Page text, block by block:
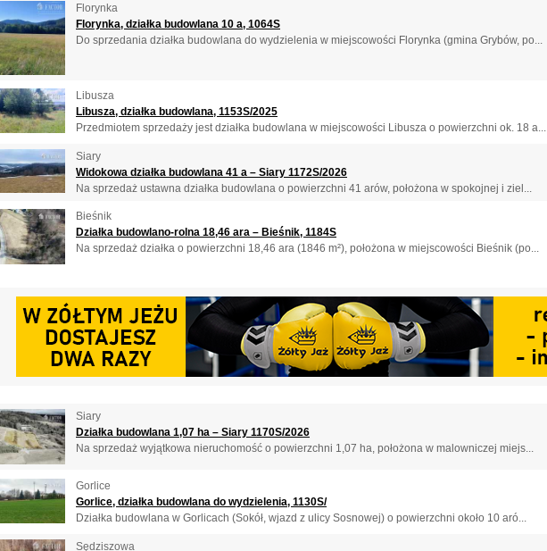
Florynka
Florynka, działka budowlana 10 a, 1064S
Do sprzedania działka budowlana do wydzielenia w miejscowości Florynka (gmina Grybów, po...
Libusza
Libusza, działka budowlana, 1153S/2025
Przedmiotem sprzedaży jest działka budowlana w miejscowości Libusza o powierzchni ok. 18 a...
Siary
Widokowa działka budowlana 41 a – Siary 1172S/2026
Na sprzedaż ustawna działka budowlana o powierzchni 41 arów, położona w spokojnej i ziel...
Bieśnik
Działka budowlano-rolna 18,46 ara – Bieśnik, 1184S
Na sprzedaż działka o powierzchni 18,46 ara (1846 m²), położona w miejscowości Bieśnik (po...
Siary
Działka budowlana 1,07 ha – Siary 1170S/2026
Na sprzedaż wyjątkowa nieruchomość o powierzchni 1,07 ha, położona w malowniczej miejs...
Gorlice
Gorlice, działka budowlana do wydzielenia, 1130S/
Działka budowlana w Gorlicach (Sokół, wjazd z ulicy Sosnowej) o powierzchni około 10 aró...
Sędziszowa